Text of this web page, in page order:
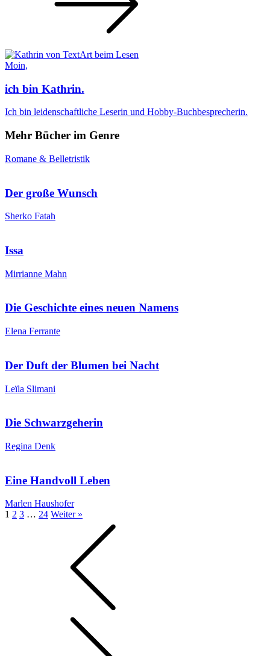
Moin,
ich bin Kathrin.
Ich bin leidenschaftliche Leserin und Hobby-Buchbesprecherin.
Mehr Bücher im Genre
Romane & Belletristik
Der große Wunsch
Sherko Fatah
Issa
Mirrianne Mahn
Die Geschichte eines neuen Namens
Elena Ferrante
Der Duft der Blumen bei Nacht
Leïla Slimani
Die Schwarzgeherin
Regina Denk
Eine Handvoll Leben
Marlen Haushofer
1 2 3 … 24 Weiter »